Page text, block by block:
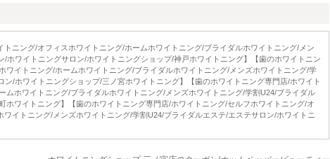
トニング/オフィスホワイトニング/ホームホワイトニング/ブライダルホワイトニング/メン
ホワイトニングサロン/ホワイトニングショップ/神戸ホワイトニング】【歯のホワイトニン
ワイトニング/ホームホワイトニング/ブライダルホワイトニング/メンズホワイトニング/学
/ホワイトニングショップ/三ノ宮ホワイトニング】【歯のホワイトニング専門店/ホワイト
ムホワイトニング/ブライダルホワイトニング/メンズホワイトニング/学割U24/ブライダル
ホワイトニング】【歯のホワイトニング専門店/ホワイトニング/セルフホワイトニング/オ
イトニング/メンズホワイトニング/学割U24/ブライダルエステ/エステサロン/ホワイトニ